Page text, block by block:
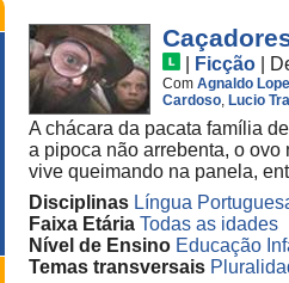
Ficção
Com Agnaldo
Cardoso, Lucio
A chácara da pacata família
a pipoca não arrebenta, o
vive queimando na panela,
Disciplinas Língua
Faixa Etária Todas as idades
Nível de Ensino Educação
Temas transversais